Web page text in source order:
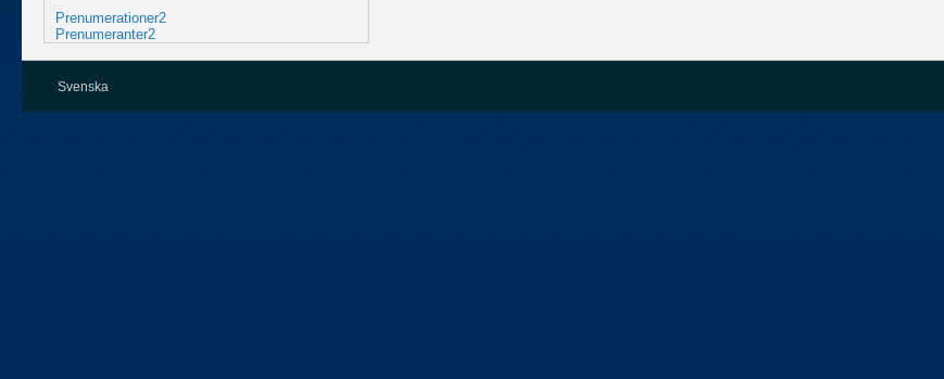
Prenumerationer2
Prenumeranter2
Svenska